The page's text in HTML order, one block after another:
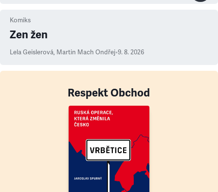
Komiks
Zen žen
Lela Geislerová, Martin Mach Ondřej•9. 8. 2026
Respekt Obchod